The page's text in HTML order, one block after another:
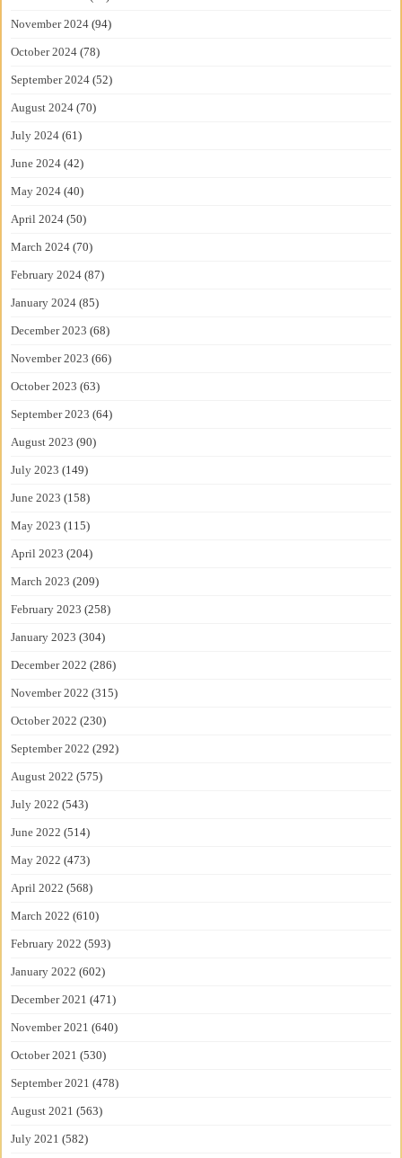
November 2024 (94)
October 2024 (78)
September 2024 (52)
August 2024 (70)
July 2024 (61)
June 2024 (42)
May 2024 (40)
April 2024 (50)
March 2024 (70)
February 2024 (87)
January 2024 (85)
December 2023 (68)
November 2023 (66)
October 2023 (63)
September 2023 (64)
August 2023 (90)
July 2023 (149)
June 2023 (158)
May 2023 (115)
April 2023 (204)
March 2023 (209)
February 2023 (258)
January 2023 (304)
December 2022 (286)
November 2022 (315)
October 2022 (230)
September 2022 (292)
August 2022 (575)
July 2022 (543)
June 2022 (514)
May 2022 (473)
April 2022 (568)
March 2022 (610)
February 2022 (593)
January 2022 (602)
December 2021 (471)
November 2021 (640)
October 2021 (530)
September 2021 (478)
August 2021 (563)
July 2021 (582)